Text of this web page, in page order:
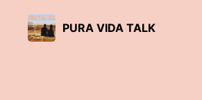
PURA VIDA TALK